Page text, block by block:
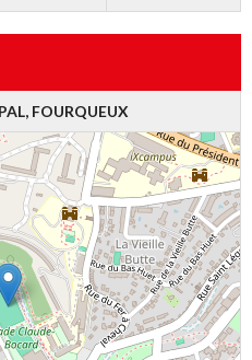
FOURQUEUX